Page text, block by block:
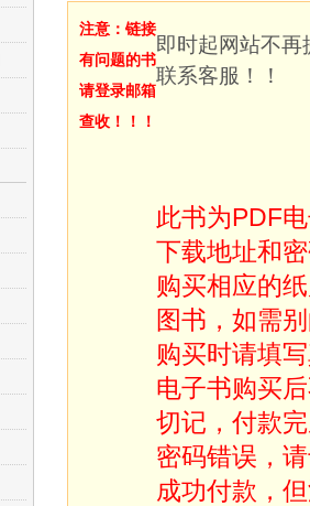
注意：链接
有问题的书
请登录邮箱
查收！！！
即时起网站不
联系客服！！
此书为PDF
下载地址和
购买相应的
图书，如需
购买时请填
电子书购买
切记，付款
密码错误，
成功付款，